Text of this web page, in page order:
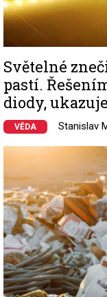
Světelné
pastí.
diody,
VĚDA Stanislav
Image